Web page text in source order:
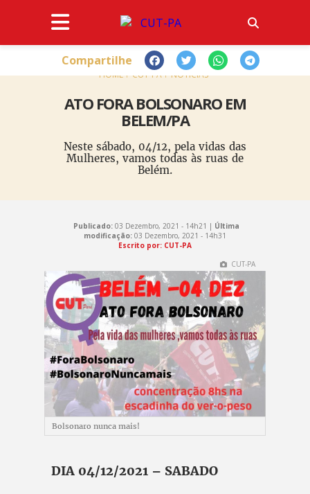
HOME CUT-PA NOTÍCIAS
ATO FORA BOLSONARO EM
BELEM/PA
Neste sábado, 04/12, pela vidas das
Mulheres, vamos todas às ruas de
Belém.
Compartilhe
Publicado:03 Dezembro, 2021 - 14h21 | Última
modificação: 03 Dezembro, 2021 - 14h31
Escrito por: CUT-PA
CUT-PA
Bolsonaro nunca mais!
DIA 04/12/2021 – SABADO